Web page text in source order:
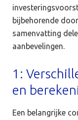
bijbehorende
samenvatting
aanbevelingen.
1:
en
Een belangrijke